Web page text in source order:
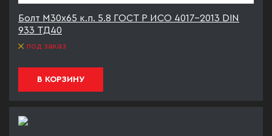
Болт М30х65 к.п. 5.8 ГОСТ Р ИСО 4017-2013 DIN
933 ТД40
под заказ
В КОРЗИНУ